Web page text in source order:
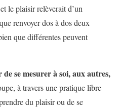
le plaisir relèverait d’un
renvoyer dos à dos deux
que différentes peuvent
de se mesurer à soi, aux autres,
à travers une pratique libre
du plaisir ou de se